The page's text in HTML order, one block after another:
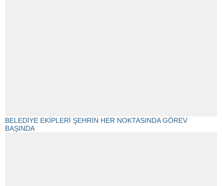
BELEDİYE EKİPLERİ ŞEHRİN HER NOKTASINDA GÖREV
BAŞINDA